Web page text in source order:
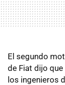
El segundo
de Fiat dijo
los ingenieros